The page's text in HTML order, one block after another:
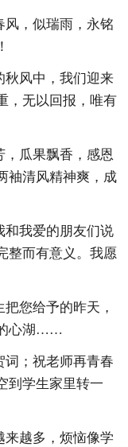
风，似瑞雨，永铭
秋风中，我们迎来
，无以回报，唯有
，瓜果飘香，感恩
袖清风精神爽，成
和我爱的朋友们说
整而有意义。我愿
您给予的昨天，
心湖……
词；祝老师再青春
到学生家里转一
来越多，烦恼像学